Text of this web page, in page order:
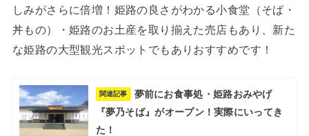
しみがさらに倍増！姫路の良さがわかる小食堂（そば・
丼もの）・姫路のお土産を取り揃えた売店もあり、新た
な姫路の大型観光スポットでもありおすすめです！
関連記事
夢前にお食事処・姫路おみやげ
『夢乃そば』がオープン！実際にいってき
た！